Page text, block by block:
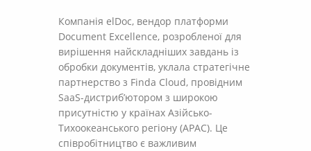
Компанія elDoc, вендор платформи
Document Excellence, розробленої для
вирішення найскладніших завдань із
обробки документів, уклала стратегічне
партнерство з Finda Cloud, провідним
SaaS-дистриб’ютором з широкою
присутністю у країнах Азійсько-
Тихоокеанського регіону (APAC). Це
співробітництво є важливим